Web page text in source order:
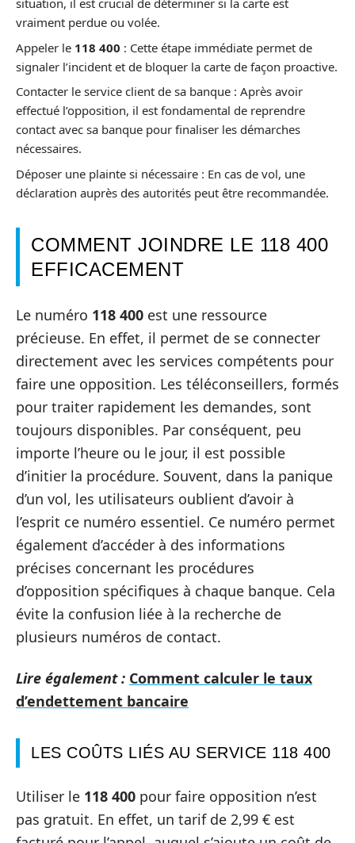
situation, il est crucial de déterminer si la carte est
vraiment perdue ou volée.
Appeler le 118 400 : Cette étape immédiate permet de
signaler l’incident et de bloquer la carte de façon proactive.
Contacter le service client de sa banque : Après avoir
effectué l’opposition, il est fondamental de reprendre
contact avec sa banque pour finaliser les démarches
nécessaires.
Déposer une plainte si nécessaire : En cas de vol, une
déclaration auprès des autorités peut être recommandée.
COMMENT JOINDRE LE 118 400
EFFICACEMENT
Le numéro 118 400 est une ressource
précieuse. En effet, il permet de se connecter
directement avec les services compétents pour
faire une opposition. Les téléconseillers, formés
pour traiter rapidement les demandes, sont
toujours disponibles. Par conséquent, peu
importe l’heure ou le jour, il est possible
d’initier la procédure. Souvent, dans la panique
d’un vol, les utilisateurs oublient d’avoir à
l’esprit ce numéro essentiel. Ce numéro permet
également d’accéder à des informations
précises concernant les procédures
d’opposition spécifiques à chaque banque. Cela
évite la confusion liée à la recherche de
plusieurs numéros de contact.
Lire également : Comment calculer le taux
d’endettement bancaire
LES COÛTS LIÉS AU SERVICE 118 400
Utiliser le 118 400 pour faire opposition n’est
pas gratuit. En effet, un tarif de 2,99 € est